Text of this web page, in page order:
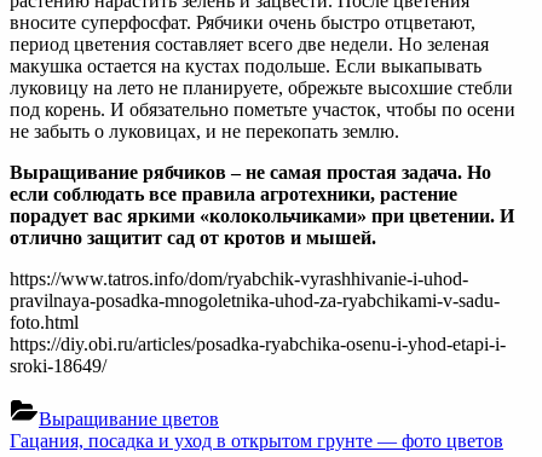
вносите суперфосфат. Рябчики очень быстро отцветают,
период цветения составляет всего две недели. Но зеленая
макушка остается на кустах подольше. Если выкапывать
луковицу на лето не планируете, обрежьте высохшие стебли
под корень. И обязательно пометьте участок, чтобы по осени
не забыть о луковицах, и не перекопать землю.
Выращивание рябчиков – не самая простая задача. Но
если соблюдать все правила агротехники, растение
порадует вас яркими «колокольчиками» при цветении. И
отлично защитит сад от кротов и мышей.
https://www.tatros.info/dom/ryabchik-vyrashhivanie-i-uhod-
pravilnaya-posadka-mnogoletnika-uhod-za-ryabchikami-v-sadu-
foto.html
https://diy.obi.ru/articles/posadka-ryabchika-osenu-i-yhod-etapi-i-
sroki-18649/
Выращивание цветов
Навигация
Previous
Гацания, посадка и уход в открытом грунте — фото цветов